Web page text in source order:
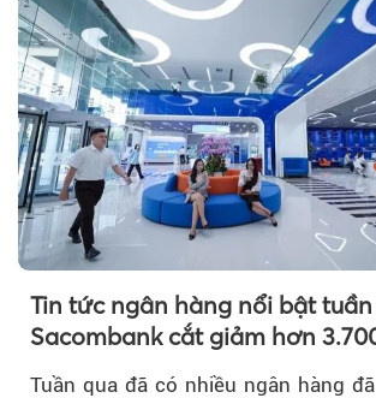
Tin tức ngân hàng nổi bật
Sacombank cắt giảm hơn
Tuần qua đã có nhiều ngân hàng